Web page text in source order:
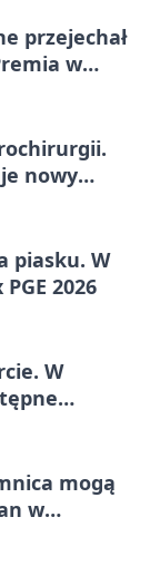
przejechał
w
nowy
piasku. W
2026
W
mogą
w